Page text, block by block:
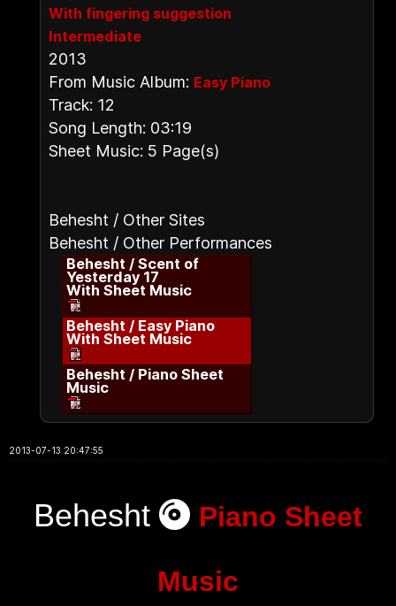
With fingering suggestion
Intermediate
2013
From Music Album: Easy Piano
Track: 12
Song Length: 03:19
Sheet Music: 5 Page(s)
Behesht / Other Sites
Behesht / Other Performances
Behesht / Scent of
Yesterday 17
With Sheet Music
Behesht / Easy Piano
With Sheet Music
Behesht / Piano Sheet
Music
2013-07-13 20:47:55
Behesht Piano Sheet
Music